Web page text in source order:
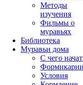
Методы
изучения
Фильмы о
муравьях
Библиотека
Муравьи дома
С чего
Формикарии
Условия